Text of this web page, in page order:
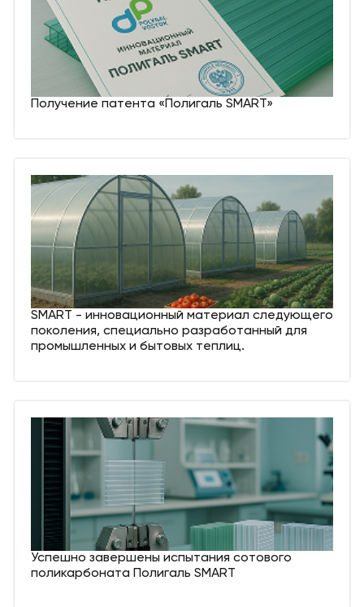
Получение патента «Полигаль SMART»
SMART - инновационный материал следующего
поколения, специально разработанный для
промышленных и бытовых теплиц.
Успешно завершены испытания сотового
поликарбоната Полигаль SMART